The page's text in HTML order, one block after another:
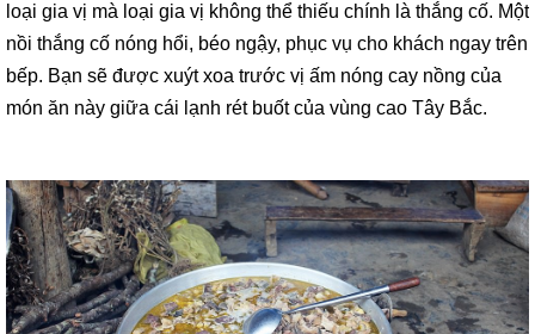
loại gia vị mà loại gia vị không thể thiếu chính là thắng cố. Một
nồi thắng cố nóng hổi, béo ngậy, phục vụ cho khách ngay trên
bếp. Bạn sẽ được xuýt xoa trước vị ấm nóng cay nồng của
món ăn này giữa cái lạnh rét buốt của vùng cao Tây Bắc.